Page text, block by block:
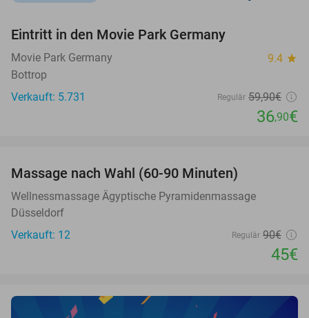
Eintritt in den Movie Park Germany
Movie Park Germany 9.4 star
Bottrop
Verkauft: 5.731
Regulär 59,90€
36,90€
Massage nach Wahl (60-90 Minuten)
Wellnessmassage Ägyptische Pyramidenmassage
Düsseldorf
Verkauft: 12
Regulär 90€
45€